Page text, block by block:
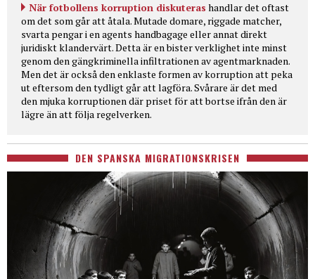
När fotbollens korruption diskuteras handlar det oftast
om det som går att åtala. Mutade domare, riggade matcher,
svarta pengar i en agents handbagage eller annat direkt
juridiskt klandervärt. Detta är en bister verklighet inte minst
genom den gängkriminella infiltrationen av agentmarknaden.
Men det är också den enklaste formen av korruption att peka
ut eftersom den tydligt går att lagföra. Svårare är det med
den mjuka korruptionen där priset för att bortse ifrån den är
lägre än att följa regelverken.
DEN SPANSKA MIGRATIONSKRISEN